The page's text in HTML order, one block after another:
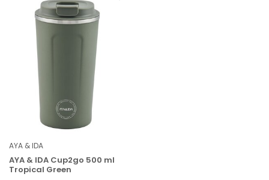
AYA & IDA
AYA & IDA Cup2go 500 ml
Tropical Green